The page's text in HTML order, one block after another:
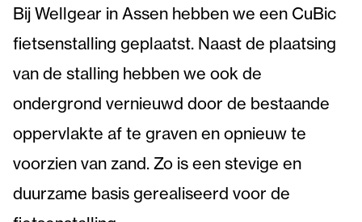
Bij Wellgear in Assen hebben we een CuBic
fietsenstalling geplaatst. Naast de plaatsing
van de stalling hebben we ook de
ondergrond vernieuwd door de bestaande
oppervlakte af te graven en opnieuw te
voorzien van zand. Zo is een stevige en
duurzame basis gerealiseerd voor de